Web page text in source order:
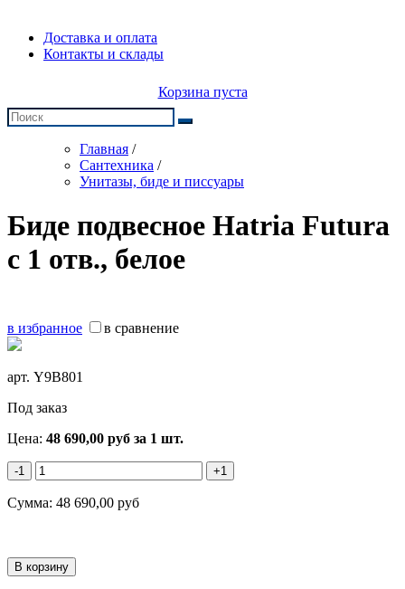
Доставка и оплата
Контакты и склады
Корзина пуста
Главная /
Сантехника /
Унитазы, биде и писсуары
Биде подвесное Hatria Futura
c 1 отв., белое
в избранное в сравнение
арт. Y9B801
Под заказ
Цена: 48 690,00 руб за 1 шт.
-1 +1
Сумма: 48 690,00 руб